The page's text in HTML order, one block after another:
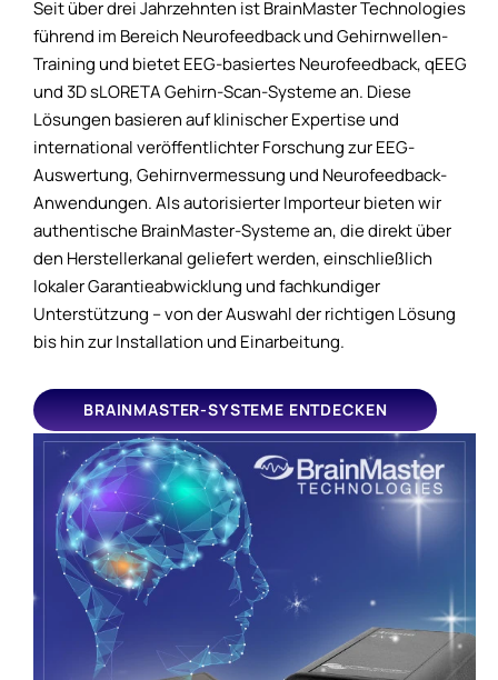
Seit über drei Jahrzehnten ist BrainMaster Technologies
führend im Bereich Neurofeedback und Gehirnwellen-
Training und bietet EEG-basiertes Neurofeedback, qEEG
und 3D sLORETA Gehirn-Scan-Systeme an. Diese
Lösungen basieren auf klinischer Expertise und
international veröffentlichter Forschung zur EEG-
Auswertung, Gehirnvermessung und Neurofeedback-
Anwendungen. Als autorisierter Importeur bieten wir
authentische BrainMaster-Systeme an, die direkt über
den Herstellerkanal geliefert werden, einschließlich
lokaler Garantieabwicklung und fachkundiger
Unterstützung – von der Auswahl der richtigen Lösung
bis hin zur Installation und Einarbeitung.
BRAINMASTER-SYSTEME ENTDECKEN